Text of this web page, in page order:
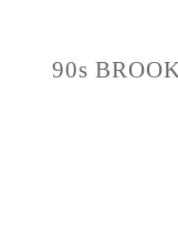
90s